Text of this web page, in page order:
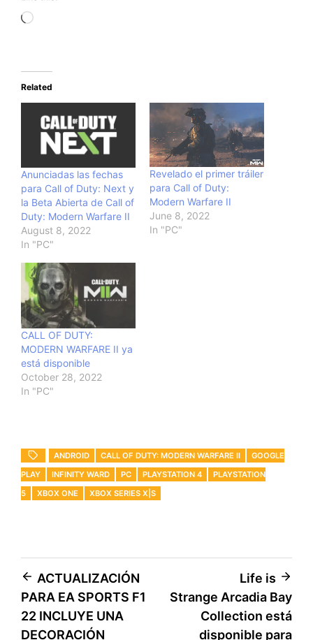
Loading…
Related
Anunciadas las fechas
para Call of Duty: Next y
la Beta Abierta de Call of
Duty: Modern Warfare II
August 8, 2022
In "PC"
Revelado el primer tráiler
para Call of Duty:
Modern Warfare II
June 8, 2022
In "PC"
CALL OF DUTY:
MODERN WARFARE II ya
está disponible
October 28, 2022
In "PC"
ANDROID CALL OF DUTY: MODERN WARFARE II
GOOGLE
PLAY
INFINITY WARD PC PLAYSTATION 4
PLAYSTATION
5
XBOX ONE XBOX SERIES X|S
Post
navigation
ACTUALIZACIÓN
PARA EA SPORTS F1
22 INCLUYE UNA
DECORACIÓN
Life is
Strange Arcadia Bay
Collection está
disponible para